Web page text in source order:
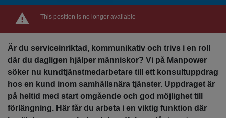
This position is no longer available
Är du serviceinriktad, kommunikativ och trivs i en roll
där du dagligen hjälper människor? Vi på Manpower
söker nu kundtjänstmedarbetare till ett konsultuppdrag
hos en kund inom samhällsnära tjänster. Uppdraget är
på heltid med start omgående och god möjlighet till
förlängning. Här får du arbeta i en viktig funktion där